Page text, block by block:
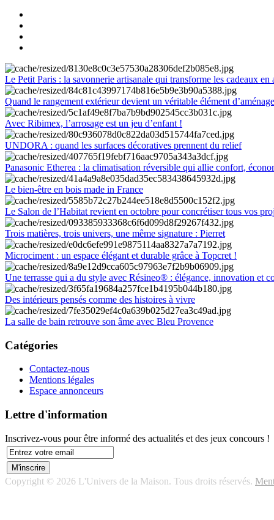
Le Petit Paris : la savonnerie artisanale qui transforme les cadeaux en
Quand le rangement extérieur devient un véritable élément
Avec Ribimex, l’arrosage est un jeu d’enfant !
UNDORA : quand les surfaces décoratives prennent du relief
Panasonic Etherea : la climatisation réversible qui allie confort,
Le bien-être en bois made in France
Le Salon de l’Habitat revient en octobre pour concrétiser tous vos
Trois matières, trois univers, une même signature : Pierret
Microciment : un espace élégant et durable grâce à Topcret !
Une terrasse qui a du style avec Résineo® : élégance, innovation et
Des intérieurs pensés comme des histoires à vivre
La salle de bain retrouve son âme avec Bleu Provence
Catégories
Contactez-nous
Mentions légales
Espace annonceurs
Lettre d'information
Inscrivez-vous pour être informé des actualités et des jeux concours !
Copyright © 2026 L'Univers de la Maison. Tous droits réservés.